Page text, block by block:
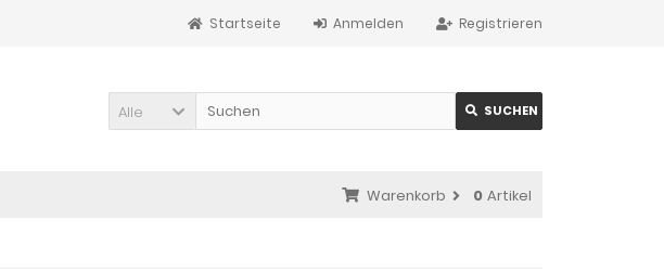
Registrieren
Anmelden
Startseite
Alle SUCHEN
Warenkorb 0 Artikel